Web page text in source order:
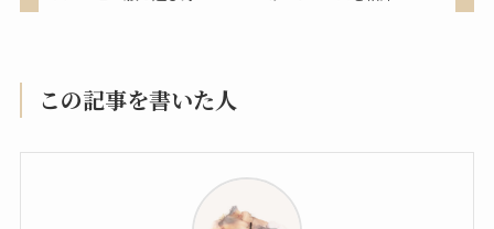
この記事を書いた人